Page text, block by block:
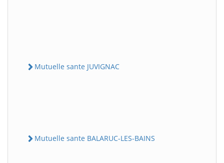
Mutuelle sante JUVIGNAC
Mutuelle sante BALARUC-LES-BAINS